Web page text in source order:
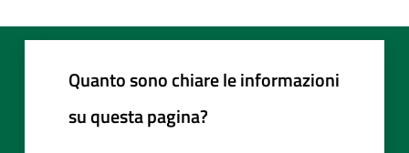
Quanto sono chiare le informazioni
su questa pagina?